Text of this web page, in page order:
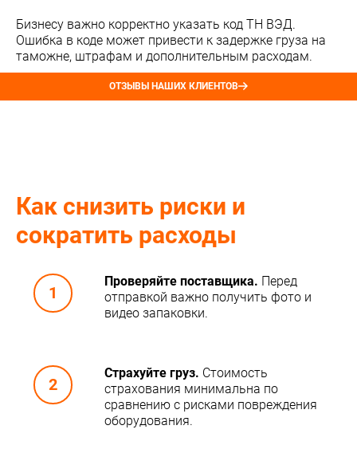
Бизнесу важно корректно указать код ТН ВЭД.
Ошибка в коде может привести к задержке груза на
таможне, штрафам и дополнительным расходам.
ОТЗЫВЫ НАШИХ КЛИЕНТОВ
Как снизить риски и
сократить расходы
Проверяйте поставщика. Перед
отправкой важно получить фото и
видео запаковки.
Страхуйте груз. Стоимость
страхования минимальна по
сравнению с рисками повреждения
оборудования.